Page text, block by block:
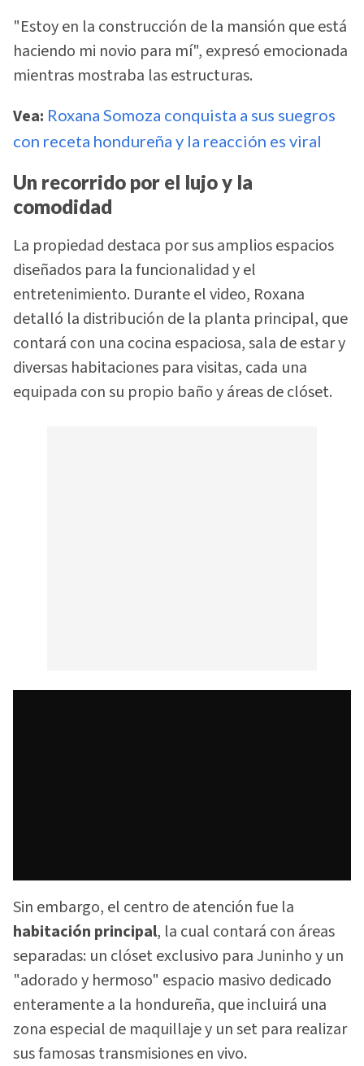
"Estoy en la construcción de la mansión que está
haciendo mi novio para mí", expresó emocionada
mientras mostraba las estructuras.
Vea: Roxana Somoza conquista a sus suegros
con receta hondureña y la reacción es viral
Un recorrido por el lujo y la
comodidad
La propiedad destaca por sus amplios espacios
diseñados para la funcionalidad y el
entretenimiento. Durante el video, Roxana
detalló la distribución de la planta principal, que
contará con una cocina espaciosa, sala de estar y
diversas habitaciones para visitas, cada una
equipada con su propio baño y áreas de clóset.
Sin embargo, el centro de atención fue la
habitación principal, la cual contará con áreas
separadas: un clóset exclusivo para Juninho y un
"adorado y hermoso" espacio masivo dedicado
enteramente a la hondureña, que incluirá una
zona especial de maquillaje y un set para realizar
sus famosas transmisiones en vivo.